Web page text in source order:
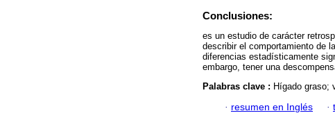
Conclusiones:
es un estudio de carácter
describir el comportamiento de
diferencias estadísticamente
embargo, tener una
Palabras clave : Hígado graso;
· resumen en Inglés ·